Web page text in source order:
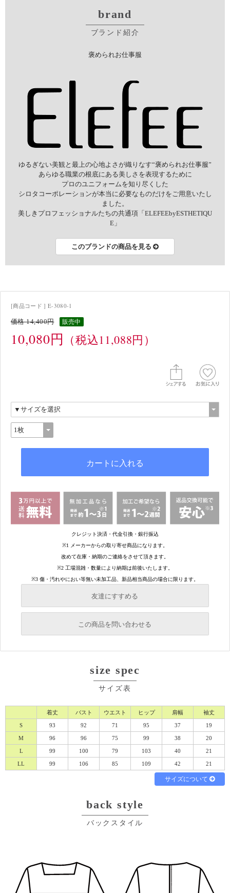
brand
ブランド紹介
褒められお仕事服
ゆるぎない美観と最上の心地よさが織りなす“褒められお仕事服”
あらゆる職業の根底にある美しさを表現するために
プロのユニフォームを知り尽くした
シロタコーポレーションが本当に必要なものだけをご用意いたし
ました。
美しきプロフェッショナルたちの共通項「ELEFEEbyESTHETIQU
E」
このブランドの商品を見る
[商品コード ] E-3080-1
価格 14,400円 販売中
10,080円 （税込11,088円）
友達にすすめる
必須
必須
この商品を問い合わせる
必須
プライバシーポリシーをご確認ください。
size spec
サイズ表
着丈 バスト ウエスト ヒップ 肩幅 袖丈
S 93 92 71 95 37 19
M 96 96 75 99 38 20
L 99 100 79 103 40 21
LL 99 106 85 109 42 21
サイズについて
back style
バックスタイル